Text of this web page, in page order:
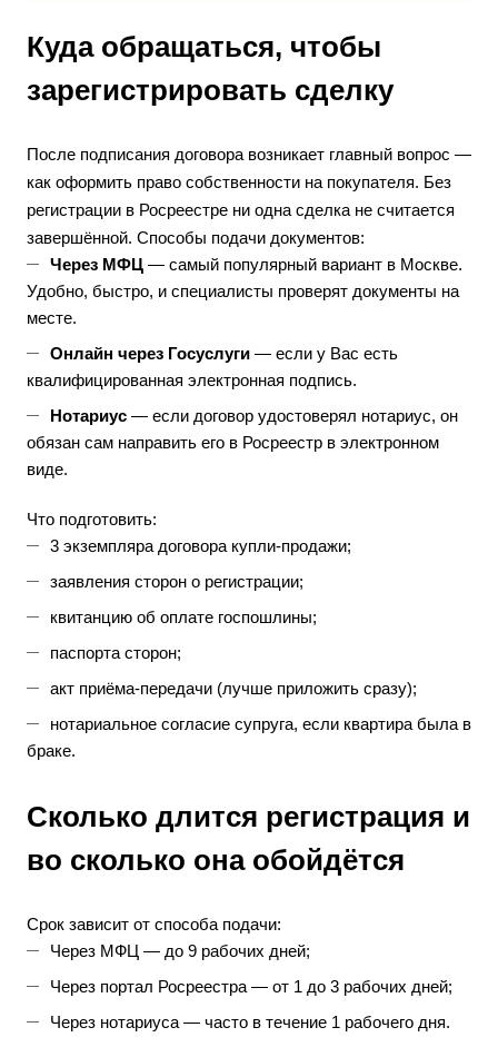
Куда обращаться, чтобы
зарегистрировать сделку
После подписания договора возникает главный вопрос —
как оформить право собственности на покупателя. Без
регистрации в Росреестре ни одна сделка не считается
завершённой. Способы подачи документов:
Через МФЦ — самый популярный вариант в Москве.
Удобно, быстро, и специалисты проверят документы на
месте.
Онлайн через Госуслуги — если у Вас есть
квалифицированная электронная подпись.
Нотариус — если договор удостоверял нотариус, он
обязан сам направить его в Росреестр в электронном
виде.
Что подготовить:
3 экземпляра договора купли-продажи;
заявления сторон о регистрации;
квитанцию об оплате госпошлины;
паспорта сторон;
акт приёма-передачи (лучше приложить сразу);
нотариальное согласие супруга, если квартира была в
браке.
Сколько длится регистрация и
во сколько она обойдётся
Срок зависит от способа подачи:
Через МФЦ — до 9 рабочих дней;
Через портал Росреестра — от 1 до 3 рабочих дней;
Через нотариуса — часто в течение 1 рабочего дня.